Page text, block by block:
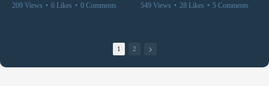
209 Views • 6 Likes • 0 Comments
549 Views • 28 Likes • 5 Comments
1 2